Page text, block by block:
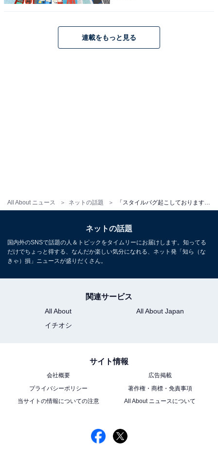
All About ニュース ネットの話題 「スタイルバグ起こしておりますね」沢村一樹の息子・野村康太、圧巻スタイルの全身ショットに反響！
連載をもっと見る
ネットの話題
国内外のSNSで話題の人＆トピックをタイムリーにお届けします。知ってる
だけでちょっと得する、なんだか楽しい気分になれる、ネット発「知ら（な
きゃ）損」ニュースが盛りだくさん。
関連サービス
All About
All About Japan
イチオシ
サイト情報
会社概要
広告掲載
プライバシーポリシー
著作権・商標・免責事項
当サイトの情報についての注意
All About ニュースについて